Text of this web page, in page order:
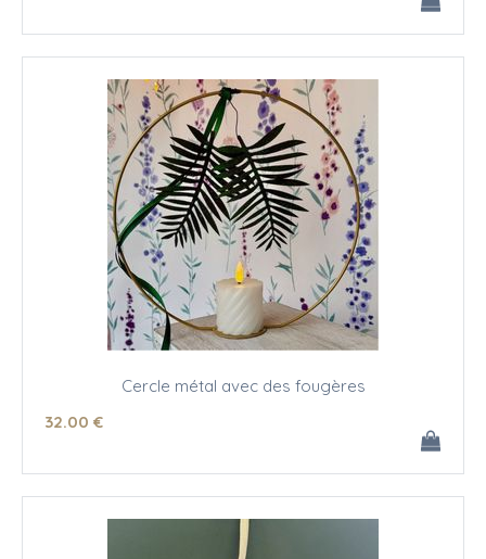
Cercle métal avec des fougères
32.00 €